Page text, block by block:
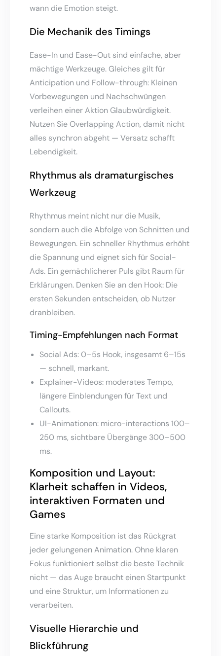
wann die Emotion steigt.
Die Mechanik des Timings
Ease-In und Ease-Out sind einfache, aber
mächtige Werkzeuge. Gleiches gilt für
Anticipation und Follow-through: Kleinen
Vorbewegungen und Nachschwüngen
verleihen einer Aktion Glaubwürdigkeit.
Nutzen Sie Overlapping Action, damit nicht
alles synchron abgeht — Versatz schafft
Lebendigkeit.
Rhythmus als dramaturgisches
Werkzeug
Rhythmus meint nicht nur die Musik,
sondern auch die Abfolge von Schnitten und
Bewegungen. Ein schneller Rhythmus erhöht
die Spannung und eignet sich für Social-
Ads. Ein gemächlicherer Puls gibt Raum für
Erklärungen. Denken Sie an den Hook: Die
ersten Sekunden entscheiden, ob Nutzer
dranbleiben.
Timing-Empfehlungen nach Format
Social Ads: 0–5s Hook, insgesamt 6–15s
— schnell, markant.
Explainer-Videos: moderates Tempo,
längere Einblendungen für Text und
Callouts.
UI-Animationen: micro-interactions 100–
250 ms, sichtbare Übergänge 300–500
ms.
Komposition und Layout:
Klarheit schaffen in Videos,
interaktiven Formaten und
Games
Eine starke Komposition ist das Rückgrat
jeder gelungenen Animation. Ohne klaren
Fokus funktioniert selbst die beste Technik
nicht — das Auge braucht einen Startpunkt
und eine Struktur, um Informationen zu
verarbeiten.
Visuelle Hierarchie und
Blickführung